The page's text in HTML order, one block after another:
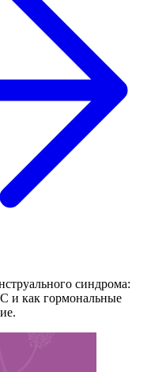
синдрома:
и как гормональные